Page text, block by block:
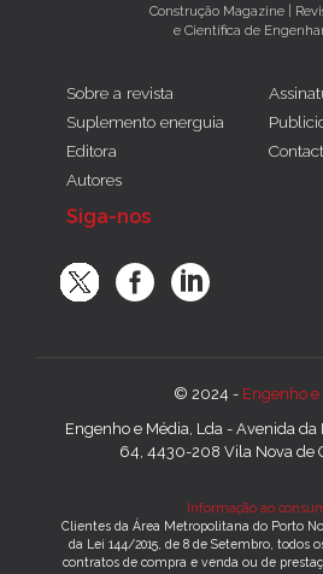
Construção Magazine |
e Científica de
Sobre a revista
Suplemento energuia
Editora
Autores
Siga-nos
© 2024 - Engenho e
Engenho e Média, Lda - Avenida da
64, 4430-208 Vila Nova de
Informação ao
Clientes da Área Metropolitana do Porto
da Lei 144/2015, de 8 de Setembro, todos
contratos de compra e venda ou de